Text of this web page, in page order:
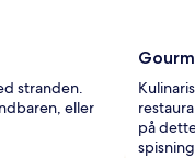
stranden.
eller
på